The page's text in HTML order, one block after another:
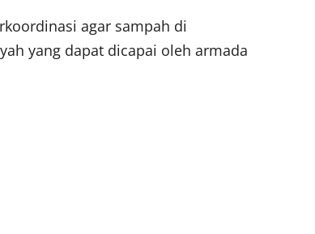
agar sampah di
yang dapat dicapai oleh armada